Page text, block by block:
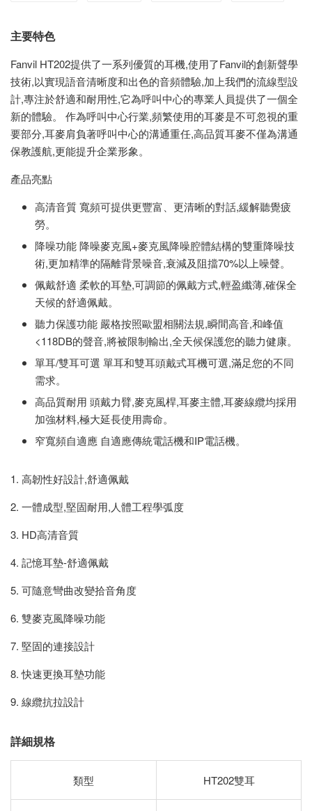
主要特色
Fanvil HT202提供了一系列優質的耳機,使用了Fanvil的創新聲學
技術,以實現語音清晰度和出色的音頻體驗,加上我們的流線型設
計,專注於舒適和耐用性,它為呼叫中心的專業人員提供了一個全
新的體驗。 作為呼叫中心行業,頻繁使用的耳麥是不可忽視的重
要部分,耳麥肩負著呼叫中心的溝通重任,高品質耳麥不僅為溝通
保教護航,更能提升企業形象。
產品亮點
高清音質 寬頻可提供更豐富、更清晰的對話,緩解聽覺疲
勞。
降噪功能 降噪麥克風+麥克風降噪腔體結構的雙重降噪技
術,更加精準的隔離背景噪音,衰減及阻擋70%以上噪聲。
佩戴舒適 柔軟的耳墊,可調節的佩戴方式,輕盈纖薄,確保全
天候的舒適佩戴。
聽力保護功能 嚴格按照歐盟相關法規,瞬間高音,和峰值
<118DB的聲音,將被限制輸出,全天候保護您的聽力健康。
單耳/雙耳可選 單耳和雙耳頭戴式耳機可選,滿足您的不同
需求。
高品質耐用 頭戴力臂,麥克風桿,耳麥主體,耳麥線纜均採用
加強材料,極大延長使用壽命。
窄寬頻自適應 自適應傳統電話機和IP電話機。
1. 高韌性好設計,舒適佩戴
2. 一體成型,堅固耐用,人體工程學弧度
3. HD高清音質
4. 記憶耳墊-舒適佩戴
5. 可隨意彎曲改變拾音角度
6. 雙麥克風降噪功能
7. 堅固的連接設計
8. 快速更換耳墊功能
9. 線纜抗拉設計
詳細規格
類型 HT202雙耳